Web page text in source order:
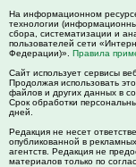
На информационном
технологии
сбора, систематизации и
пользователей сети
Федерации)». Правила
Сайт использует сервисы
Продолжая использовать
файлов и других данных в
Срок обработки
дней.
Редакция не несет
опубликованной в
агентств. Редакция не
материалов только по